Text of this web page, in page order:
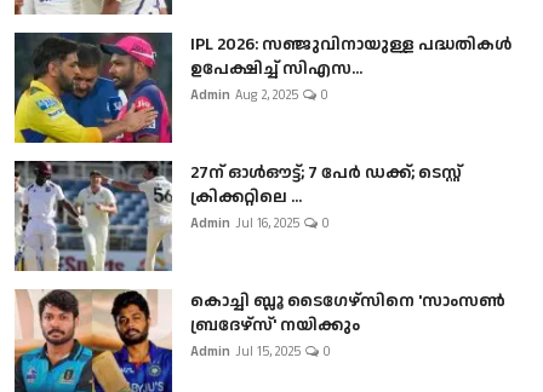
IPL 2026: സഞ്ജുവിനായുള്ള പദ്ധതികൾ
ഉപേക്ഷിച്ച് സിഎസ...
Admin Aug 2, 2025 0
27ന് ഓൾഔട്ട്; 7 പേർ ഡക്ക്; ടെസ്റ്റ്
ക്രിക്കറ്റിലെ ...
Admin Jul 16, 2025 0
കൊച്ചി ബ്ലൂ ടൈഗേഴ്സിനെ 'സാംസൺ
ബ്രദേഴ്സ്' നയിക്കും
Admin Jul 15, 2025 0